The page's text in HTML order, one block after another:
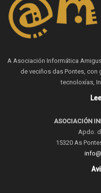
A Asociación Informática
de veciños das Pontes, con
tecnoloxías,
ASOCIACIÓN
Apdo.
15320 As